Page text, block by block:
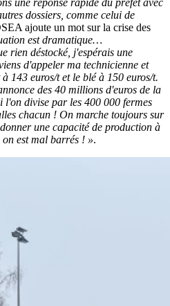
une réponse rapide du préfet avec
dossiers, comme celui de
ajoute un mot sur la crise des
est dramatique…
rien déstocké, j'espérais une
d'appeler ma technicienne et
143 euros/t et le blé à 150 euros/t.
des 40 millions d'euros de la
l'on divise par les 400 000 fermes
chacun ! On marche toujours sur
une capacité de production à
est mal barrés ! ».